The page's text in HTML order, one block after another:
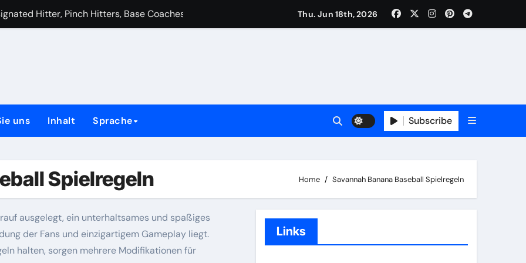
Sicherheitsprotokolle, Verletzungsprävention, Ausrüstungsstandards
Unterstützungssysteme, Anleitung
Wertung, Aufzeichnung, Statistiken
Thu. Jun 18th, 2026
uns Inhalt Sprache Subscribe
Spielregeln Home Savannah Banana Baseball Spielregeln
ausgelegt, ein unterhaltsames und spaßiges
der Fans und einzigartigem Gameplay liegt.
halten, sorgen mehrere Modifikationen für
Links